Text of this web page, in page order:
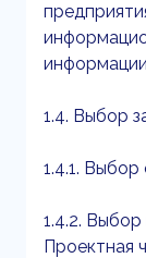
1.4. Выбор
1.4.1. Выбор
1.4.2.
Проектная